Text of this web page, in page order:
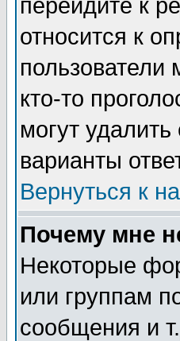
перейдите к
относится к
пользователи
кто-то
могут
варианты
Вернуться к
Почему мне
Некоторые
или группам
сообщения и